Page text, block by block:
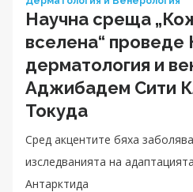
Научна среща
вселена“ проведе
дерматология и
Аджибадем Сити
Токуда
Сред акцентите бяха
изследванията на
Антарктида